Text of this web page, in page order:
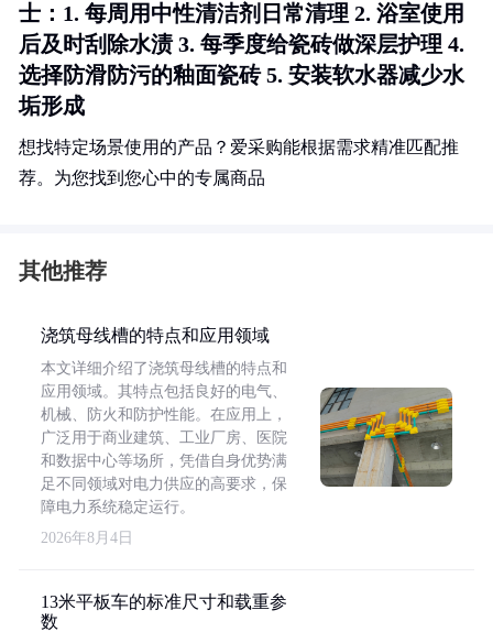
士：1. 每周用中性清洁剂日常清理 2. 浴室使用
后及时刮除水渍 3. 每季度给瓷砖做深层护理 4.
选择防滑防污的釉面瓷砖 5. 安装软水器减少水
垢形成
想找特定场景使用的产品？爱采购能根据需求精准匹配推
荐。为您找到您心中的专属商品
其他推荐
浇筑母线槽的特点和应用领域
本文详细介绍了浇筑母线槽的特点和
应用领域。其特点包括良好的电气、
机械、防火和防护性能。在应用上，
广泛用于商业建筑、工业厂房、医院
和数据中心等场所，凭借自身优势满
足不同领域对电力供应的高要求，保
障电力系统稳定运行。
2026年8月4日
13米平板车的标准尺寸和载重参
数